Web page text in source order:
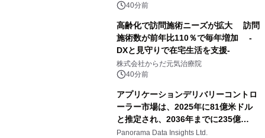
40分前
高齢化で訪問施術ニーズが拡大 訪問
施術数が前年比110％で毎年増加 -
DXと見守りで在宅生活を支援-
株式会社からだ元気治療院
40分前
アプリケーションデリバリーコントロ
ーラー市場は、2025年に81億米ドル
と推定され、2036年までに235億
8,000万米ドルに達すると予測されて
Panorama Data Insights Ltd.